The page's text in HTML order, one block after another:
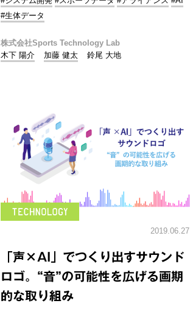
#生体データ
株式会社Sports Technology Lab
木下 陽介
加藤 健太 鈴尾 大地
2019.06.27
「声×AI」でつくり出すサウンド
ロゴ。“音”の可能性を広げる画期
的な取り組み